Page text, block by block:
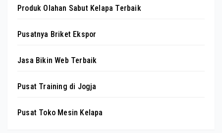
Produk Olahan Sabut Kelapa Terbaik
Pusatnya Briket Ekspor
Jasa Bikin Web Terbaik
Pusat Training di Jogja
Pusat Toko Mesin Kelapa